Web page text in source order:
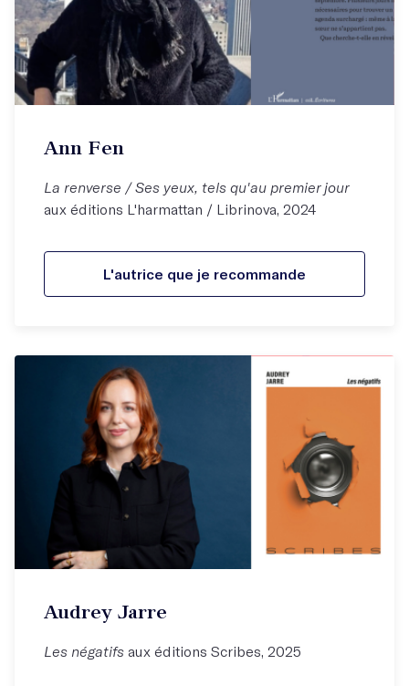
Ann Fen
La renverse / Ses yeux, tels qu'au premier jour
aux éditions L'harmattan / Librinova, 2024
L'autrice que je recommande
Audrey Jarre
Les négatifs aux éditions Scribes, 2025